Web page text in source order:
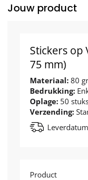
Jouw product
Stickers op
75 mm)
Materiaal: 80
Bedrukking:
Oplage: 50
Verzending:
Product